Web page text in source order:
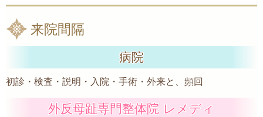
来院間隔
病院
初診・検査・説明・入院・手術・外来と、頻回
外反母趾専門整体院 レメディ